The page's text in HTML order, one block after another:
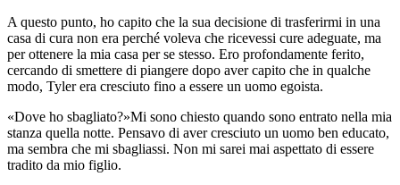
A questo punto, ho capito che la sua decisione di trasferirmi in una
casa di cura non era perché voleva che ricevessi cure adeguate, ma
per ottenere la mia casa per se stesso. Ero profondamente ferito,
cercando di smettere di piangere dopo aver capito che in qualche
modo, Tyler era cresciuto fino a essere un uomo egoista.
«Dove ho sbagliato?»Mi sono chiesto quando sono entrato nella mia
stanza quella notte. Pensavo di aver cresciuto un uomo ben educato,
ma sembra che mi sbagliassi. Non mi sarei mai aspettato di essere
tradito da mio figlio.